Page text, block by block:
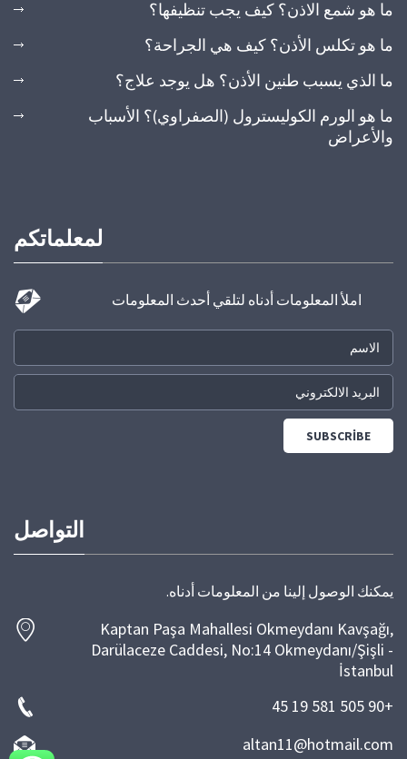
ما هو شمع الاذن؟ كيف يجب تنظيفها؟
ما هو تكلس الأذن؟ كيف هي الجراحة؟
ما الذي يسبب طنين الأذن؟ هل يوجد علاج؟
ما هو الورم الكوليسترول (الصفراوي)؟ الأسباب
والأعراض
لمعلماتكم
املأ المعلومات أدناه لتلقي أحدث المعلومات
التواصل
يمكنك الوصول إلينا من المعلومات أدناه.
Kaptan Paşa Mahallesi Okmeydanı Kavşağı,
Darülaceze Caddesi, No:14 Okmeydanı/Şişli -
İstanbul
+90 505 581 19 45
altan11@hotmail.com